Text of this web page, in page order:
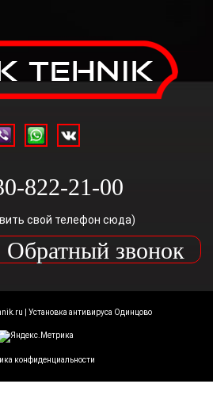
822-21-00
свой телефон сюда)
Обратный звонок
| Установка антивируса Одинцово
конфиденциальности